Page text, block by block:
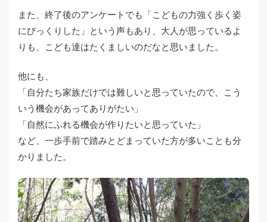
また、終了後のアンケートでも「こどもの力強く歩く姿
にびっくりした」という声もあり、大人が思っているよ
りも、こども達はたくましいのだなと思いました。
他にも、
「自分たち家族だけでは難しいと思っていたので、こう
いう機会があってありがたい」
「自然にふれる機会が作りたいと思っていた」
など、一歩手前で踏みとどまっていた方が多いことも分
かりました。